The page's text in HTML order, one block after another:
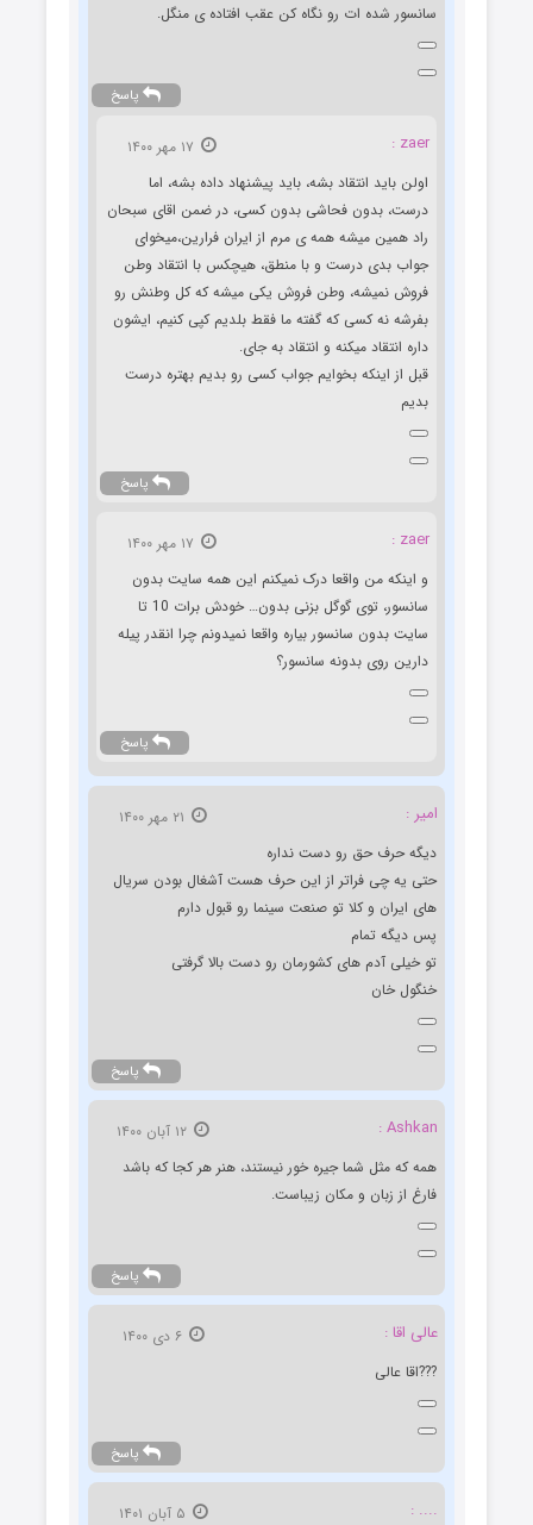
سانسور شده ات رو نگاه کن عقب افتاده ی منگل.
پاسخ
zaer :
اولن باید انتقاد بشه، باید پیشنهاد داده بشه، اما
درست، بدون فحاشی بدون کسی، در ضمن اقای سبحان
راد همین میشه همه ی مرم از ایران فرارین،میخوای
جواب بدی درست و با منطق، هیچکس با انتقاد وطن
فروش نمیشه، وطن فروش یکی میشه که کل وطنش رو
بفرشه نه کسی که گفته ما فقط بلدیم کپی کنیم، ایشون
داره انتقاد میکنه و انتقاد به جای.
قبل از اینکه بخوایم جواب کسی رو بدیم بهتره درست
بدیم
پاسخ
zaer :
و اینکه من واقعا درک نمیکنم این همه سایت بدون
سانسور، توی گوگل بزنی بدون… خودش برات 10 تا
سایت بدون سانسور بیاره واقعا نمیدونم چرا انقدر پیله
دارین روی بدونه سانسور؟
پاسخ
امیر :
دیگه حرف حق رو دست نداره
حتی یه چی فراتر از این حرف هست آشغال بودن سریال
های ایران و کلا تو صنعت سینما رو قبول دارم
پس دیگه تمام
تو خیلی آدم های کشورمان رو دست بالا گرفتی
خنگول خان
پاسخ
Ashkan :
همه که مثل شما جیره خور نیستند، هنر هر کجا که باشد
فارغ از زبان و مکان زیباست.
پاسخ
عالی اقا :
۶ دی ۱۴۰۰
???اقا عالی
پاسخ
.... :